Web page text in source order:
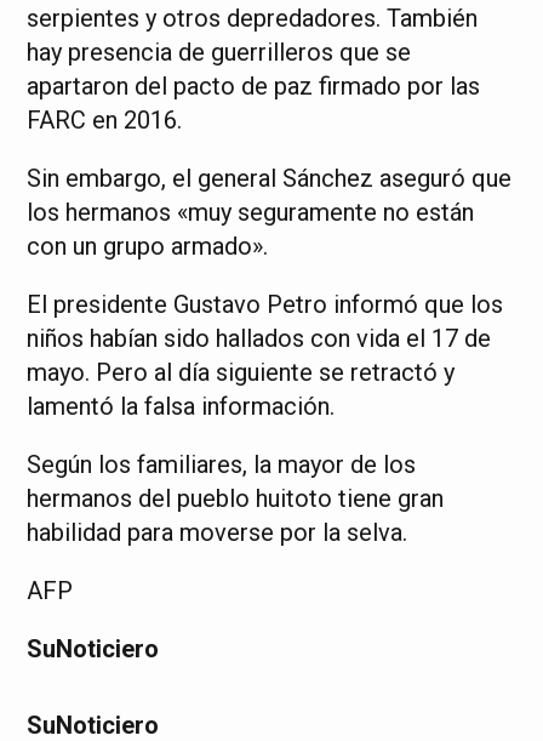
serpientes y otros depredadores. También
hay presencia de guerrilleros que se
apartaron del pacto de paz firmado por las
FARC en 2016.
Sin embargo, el general Sánchez aseguró que
los hermanos «muy seguramente no están
con un grupo armado».
El presidente Gustavo Petro informó que los
niños habían sido hallados con vida el 17 de
mayo. Pero al día siguiente se retractó y
lamentó la falsa información.
Según los familiares, la mayor de los
hermanos del pueblo huitoto tiene gran
habilidad para moverse por la selva.
AFP
SuNoticiero
SuNoticiero